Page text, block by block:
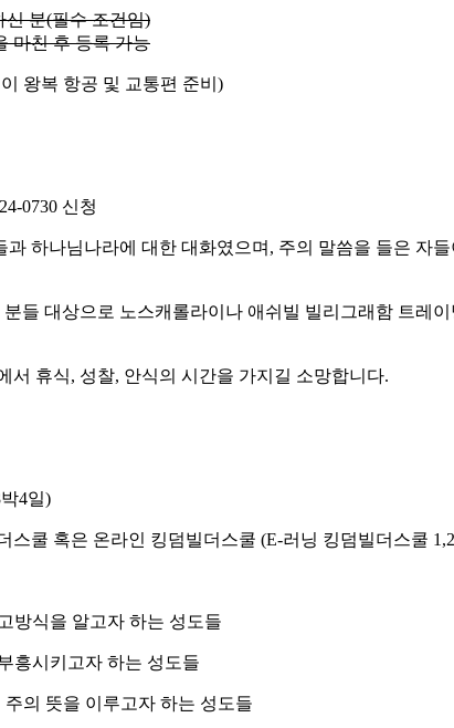
신 분(필수 조건임)
마친 후 등록 가능
왕복 항공 및 교통편 준비)
0730 신청
하나님나라에 대한 대화였으며, 주의 말씀을 들은 자
들 대상으로 노스캐롤라이나 애쉬빌 빌리그래함 트레이
서 휴식, 성찰, 안식의 시간을 가지길 소망합니다.
4일)
쿨 혹은 온라인 킹덤빌더스쿨 (E-러닝 킹덤빌더스쿨
방식을 알고자 하는 성도들
흥시키고자 하는 성도들
의 뜻을 이루고자 하는 성도들